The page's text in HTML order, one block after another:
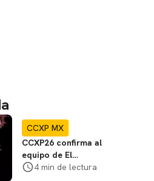
CCXP MX
CCXP26 confirma al
equipo de El
Espectacular
4 min de lectura